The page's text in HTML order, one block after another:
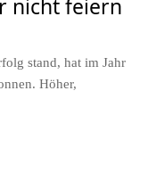
nicht feiern
stand, hat im Jahr
Höher,